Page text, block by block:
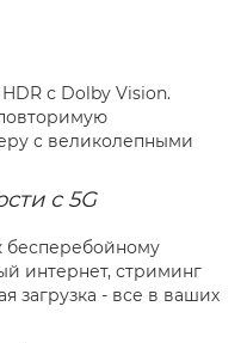
с Dolby Vision.
с великолепными
с 5G
бесперебойному
интернет, стриминг
загрузка - все в ваших